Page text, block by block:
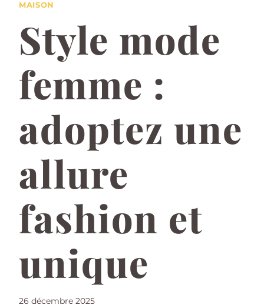
MAISON
Style mode
femme :
adoptez une
allure
fashion et
unique
26 décembre 2025